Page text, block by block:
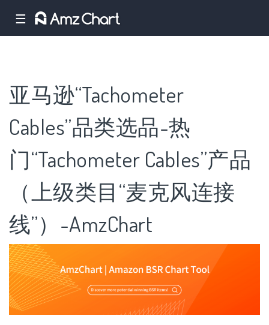
☰
亚马逊“Tachometer
Cables”品类选品-热
门“Tachometer Cables”产品
（上级类目“麦克风连接
线”）-AmzChart